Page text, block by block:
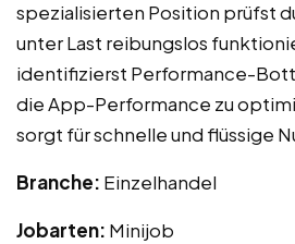
spezialisierten Position prüfst
unter Last reibungslos
identifizierst Performance-
die App-Performance zu
sorgt für schnelle und flüssige
Branche: Einzelhandel
Jobarten: Minijob